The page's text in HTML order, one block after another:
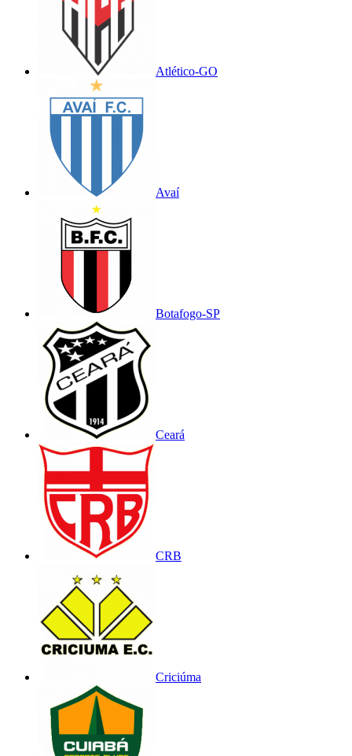
Atlético-GO
Avaí
Botafogo-SP
Ceará
CRB
Criciúma